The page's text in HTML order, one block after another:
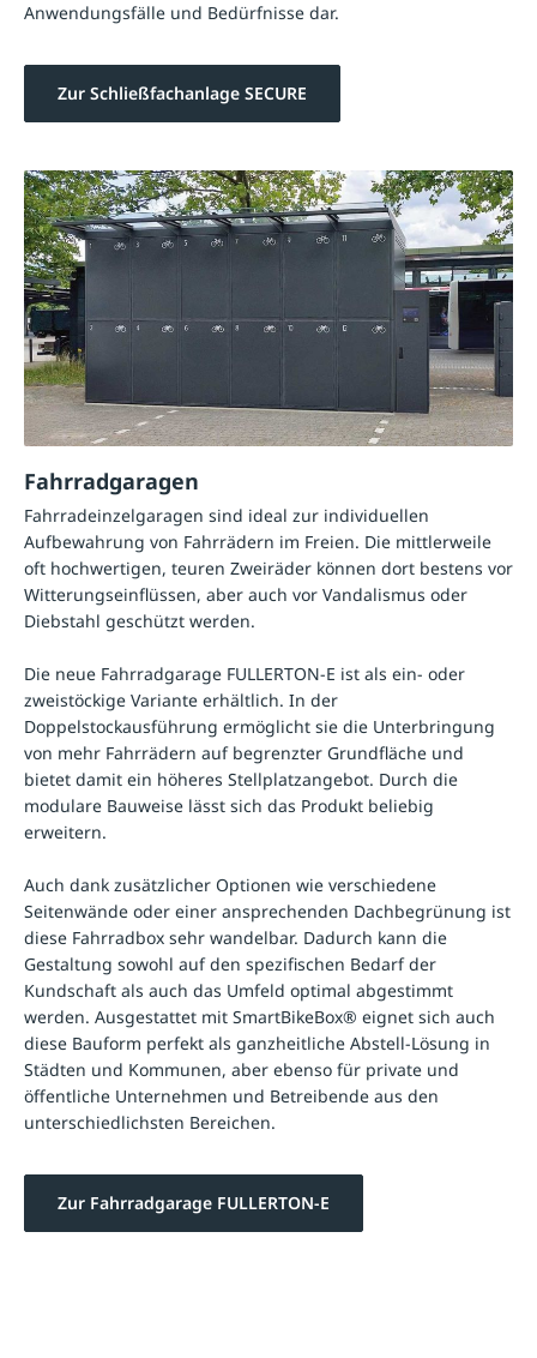
Anwendungsfälle und Bedürfnisse dar.
Zur Schließfachanlage SECURE
Fahrradgaragen
Fahrradeinzelgaragen sind ideal zur individuellen
Aufbewahrung von Fahrrädern im Freien. Die mittlerweile
oft hochwertigen, teuren Zweiräder können dort bestens vor
Witterungseinflüssen, aber auch vor Vandalismus oder
Diebstahl geschützt werden.
Die neue Fahrradgarage FULLERTON-E ist als ein- oder
zweistöckige Variante erhältlich. In der
Doppelstockausführung ermöglicht sie die Unterbringung
von mehr Fahrrädern auf begrenzter Grundfläche und
bietet damit ein höheres Stellplatzangebot. Durch die
modulare Bauweise lässt sich das Produkt beliebig
erweitern.
Auch dank zusätzlicher Optionen wie verschiedene
Seitenwände oder einer ansprechenden Dachbegrünung ist
diese Fahrradbox sehr wandelbar. Dadurch kann die
Gestaltung sowohl auf den spezifischen Bedarf der
Kundschaft als auch das Umfeld optimal abgestimmt
werden. Ausgestattet mit SmartBikeBox® eignet sich auch
diese Bauform perfekt als ganzheitliche Abstell-Lösung in
Städten und Kommunen, aber ebenso für private und
öffentliche Unternehmen und Betreibende aus den
unterschiedlichsten Bereichen.
Zur Fahrradgarage FULLERTON-E